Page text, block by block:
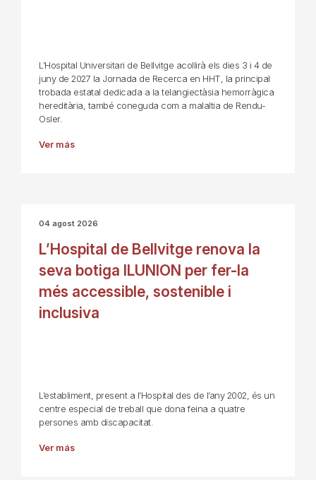
L’Hospital Universitari de Bellvitge acollirà els dies 3 i 4 de
juny de 2027 la Jornada de Recerca en HHT, la principal
trobada estatal dedicada a la telangiectàsia hemorràgica
hereditària, també coneguda com a malaltia de Rendu-
Osler.
Ver más
04 agost 2026
L’Hospital de Bellvitge renova la
seva botiga ILUNION per fer-la
més accessible, sostenible i
inclusiva
L’establiment, present a l’Hospital des de l’any 2002, és un
centre especial de treball que dona feina a quatre
persones amb discapacitat.
Ver más